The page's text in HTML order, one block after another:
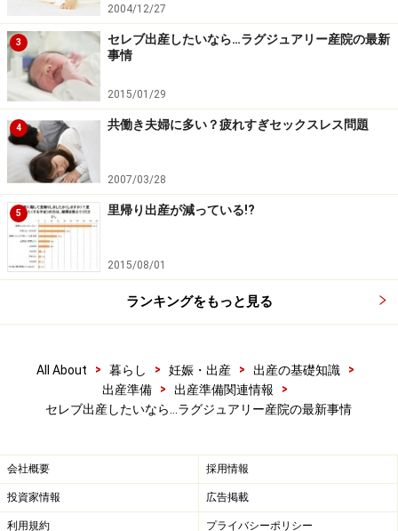
ストランには､出産のお祝いパーティー等を行える個室も
完備されています。
理事長は日野原重明先生！聖路加国際病院
（築地）
チャペルを持つキリスト教系の総合病院
（東京・築地）も、VIPルーム（1日プラス4万円）が用
意されており、こちらも著名人が選ぶ病院として知られ
ています。理事長はあの有名な日野原重明先生。こちら
は看護大学もあり助産師さんの教育に熱心ということも
あり、自然分娩が基本です。しかも母子の安全にかかわ
最高水準の医療設備とスタッフが揃っているという安心
感が、高齢出産の妊婦さんが選ぶ理由のようです。こち
ーや木製の家具なのでアットホームな雰囲気をかもし出
しています。立会い出産、フリースタイル出産、カンガ
ルーケアなど、お産についての希望も相談できるという
2004/12/27
3
セレブ出産したいなら…ラグジュアリー産院の最新
事情
2015/01/29
4 共働き夫婦に多い？疲れすぎセックスレス問題
2007/03/28
5 里帰り出産が減っている!?
2015/08/01
ランキングをもっと見る
All About > 暮らし > 妊娠・出産 > 出産の基礎知識
>
出産準備
> 出産準備関連情報
>
セレブ出産したいなら…ラグジュアリー産院の最新事情
会社概要 採用情報
投資家情報 広告掲載
利用規約 プライバシーポリシー